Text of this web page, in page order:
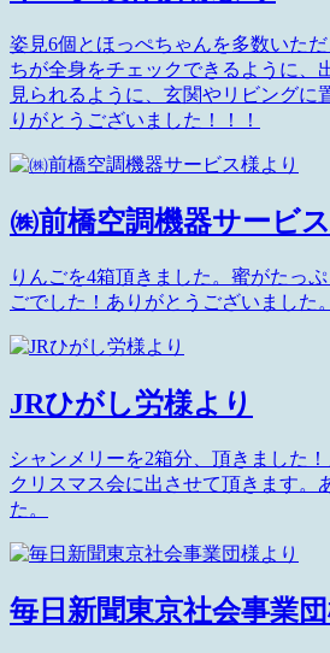
姿見6個とほっぺちゃんを多数いた
ちが全身をチェックできるように、
見られるように、玄関やリビングに
りがとうございました！！！
㈱前橋空調機器サービ
りんごを4箱頂きました。蜜がたっ
ごでした！ありがとうございました。
JRひがし労様より
シャンメリーを2箱分、頂きました
クリスマス会に出させて頂きます。
た。
毎日新聞東京社会事業